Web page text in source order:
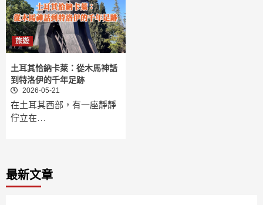
旅遊
土耳其恰納卡萊：從木馬神話
到特洛伊的千年足跡
2026-05-21
在土耳其西部，有一座靜靜
佇立在…
最新文章